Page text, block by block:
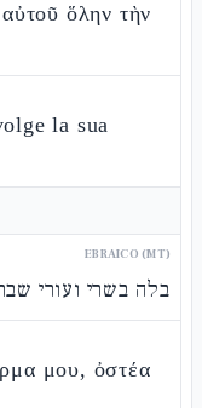
ὅλην τὴν
la sua
EBRAICO (MT)
בלה בשרי ועורי
μου, ὀστέα